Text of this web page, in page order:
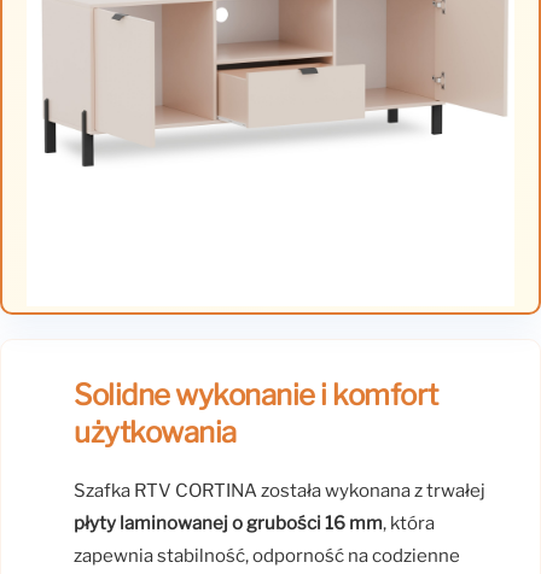
Solidne wykonanie i komfort
użytkowania
Szafka RTV CORTINA została wykonana z trwałej
płyty laminowanej o grubości 16 mm, która
zapewnia stabilność, odporność na codzienne